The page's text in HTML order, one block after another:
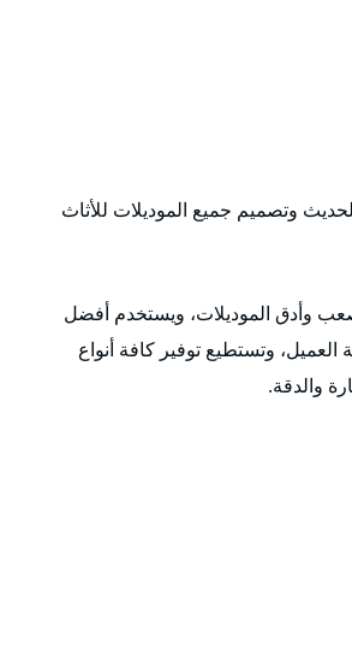
وتصميم جميع الموديلات للأثاث
وأدق الموديلات، ويستخدم أفضل
وتستطيع توفير كافة أنواع
والدقة.